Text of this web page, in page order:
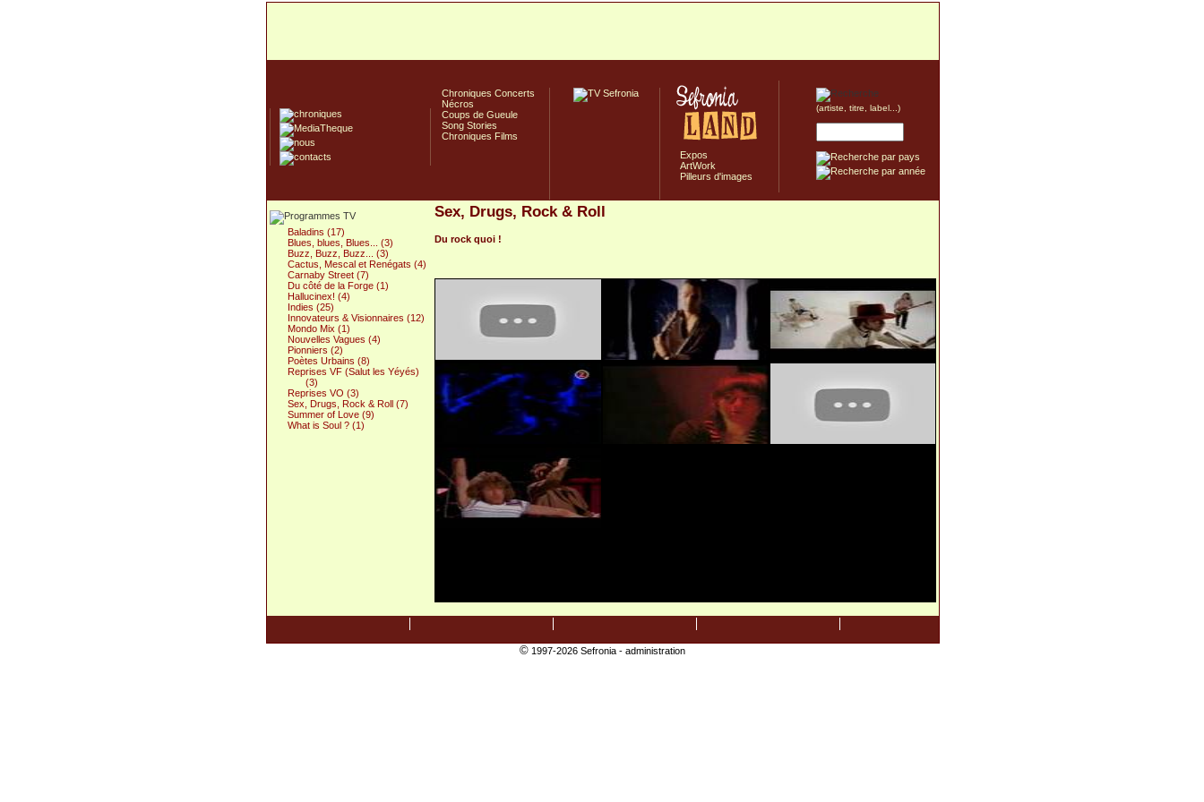
Chroniques Concerts
Nécros
Coups de Gueule
Song Stories
Chroniques Films
Expos
ArtWork
Pilleurs d'images
(artiste, titre, label...)
Baladins (17)
Blues, blues, Blues... (3)
Buzz, Buzz, Buzz... (3)
Cactus, Mescal et Renégats (4)
Carnaby Street (7)
Du côté de la Forge (1)
Hallucinex! (4)
Indies (25)
Innovateurs & Visionnaires (12)
Mondo Mix (1)
Nouvelles Vagues (4)
Pionniers (2)
Poètes Urbains (8)
Reprises VF (Salut les Yéyés)
(3)
Reprises VO (3)
Sex, Drugs, Rock & Roll (7)
Summer of Love (9)
What is Soul ? (1)
Sex, Drugs, Rock & Roll
Du rock quoi !
©1997-2026 Sefronia - administration